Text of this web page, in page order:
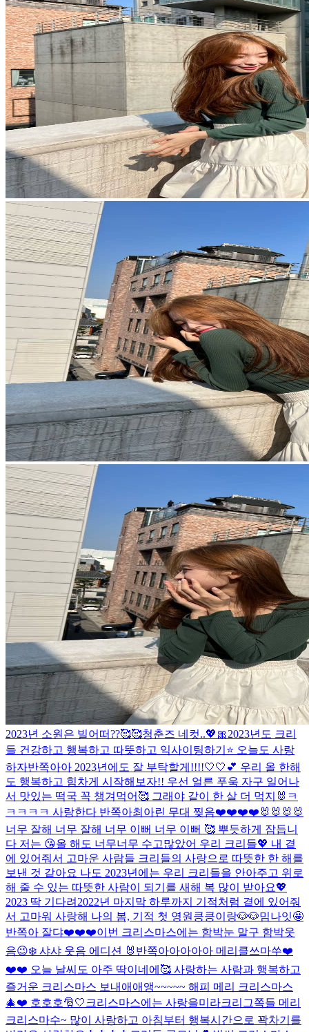
2023년 소원은 빌어떠??🥰🥰청춘즈 네컷..💖🎀 2023년도 크리
들 건강하고 행복하고 따뜻하고 익사이팅하기⭐️ 오늘도 사랑
하자반쪽아아 2023년에도 잘 부탁할게!!!!🤍🤍💕 우리 올 한해
도 행복하고 힘차게 시작해보자!! 우선 얼른 푸욱 자구 일어나
서 맛있는 떡국 꼭 챙겨먹어🥰 그래야 같이 한 살 더 먹지🐰ㅋ
ㅋㅋㅋㅋ 사랑한다 반쪽아최아린 무대 찢음❤️❤️❤️❤️🐰🐰🐰🐰
너무 잘해 너무 잘해 너무 이뻐 너무 이뻐 🥰 뿌듯하게 잠듭니
다 저는 😘올 해도 너무너무 수고많았어 우리 크리들💖 내 곁
에 있어줘서 고마운 사람들 크리들의 사랑으로 따뜻한 한 해를
보낸 것 같아요 나도 2023년에는 우리 크리들을 안아주고 위로
해 줄 수 있는 따뜻한 사람이 되기를 새해 복 많이 받아요💖
2023 딱 기다려 2022년 마지막 하루까지 기적처럼 곁에 있어줘
서 고마워 사랑해 나의 봄, 기적 첫 영원 킁킁이랑🐶🐶밈나잇🤩
반쪽아 잘댜❤️❤️❤️이번 크리스마스에는 함박눈 말구 함박웃
음😉❄️ 샤샤 웃음 에디션 🐰 반쪽아아아아아 메리클쓰마쑤❤️
❤️❤️ 오늘 날씨도 아주 딱이네에🥰 사랑하는 사람과 행복하고
즐거운 크리스마스 보내애애앵~~~~~ 해피 메리 크리스마스
🎄❤️ 호호호🎅🤍 크리스마스에는 사랑을미라크리그쪽들 메리
크리스마수~ 많이 사랑하고 아침부터 행복시간으로 꽉차기를